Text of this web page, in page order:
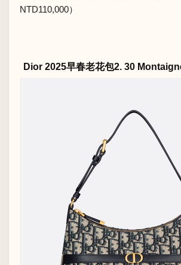
NTD110,000）
Dior 2025早春老花包2. 30